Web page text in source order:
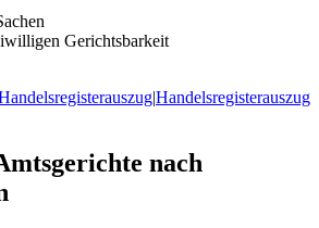
Gerichtsbarkeit
|Handelsregisterauszug
nach